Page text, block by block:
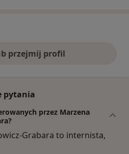
przejmij profil
pytania
przez Marzena
Grabara to internista,